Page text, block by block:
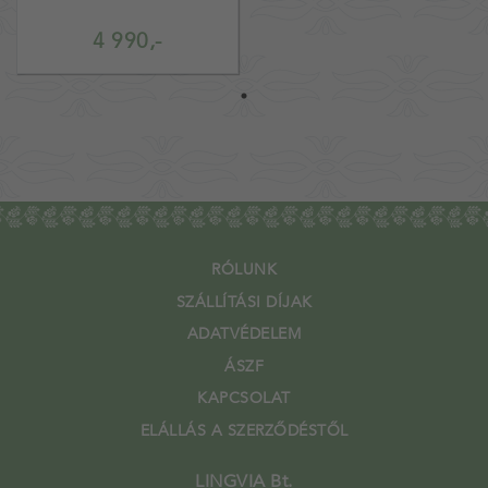
4 990,-
RÓLUNK
SZÁLLÍTÁSI DÍJAK
ADATVÉDELEM
ÁSZF
KAPCSOLAT
ELÁLLÁS A SZERZŐDÉSTŐL
LINGVIA Bt.